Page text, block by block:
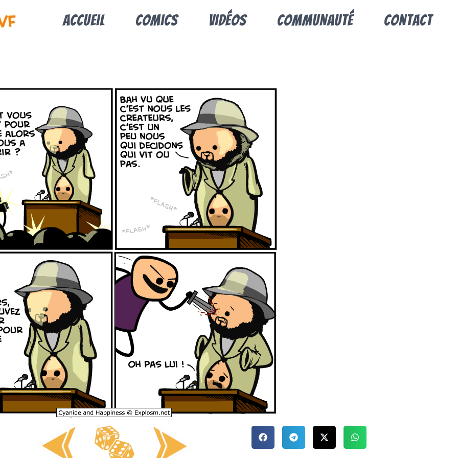
Accueil Comics Vidéos Communauté Contact